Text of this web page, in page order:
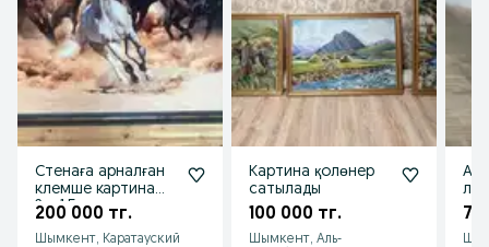
Стенаға арналған
клемше картина
2м-1.5 м
200 000 тг.
Шымкент, Каратауский
Картина қолөнер
сатылады
100 000 тг.
Шымкент, Аль-
75